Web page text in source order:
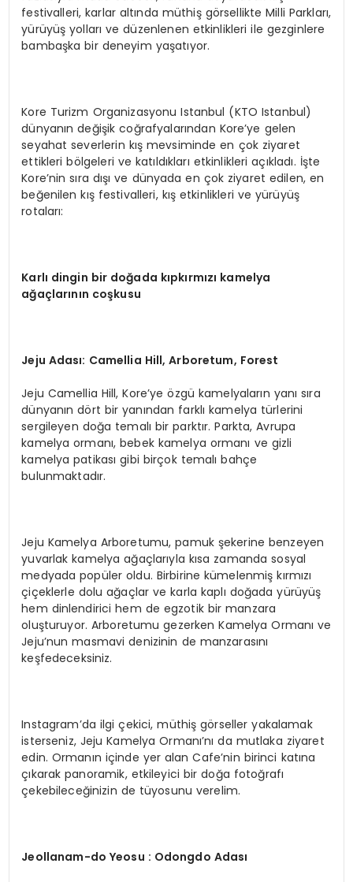
festivalleri, karlar altında müthiş görsellikte Milli Parkları,
yürüyüş yolları ve düzenlenen etkinlikleri ile gezginlere
bambaşka bir deneyim yaşatıyor.
Kore Turizm Organizasyonu Istanbul (KTO Istanbul)
dünyanın değişik coğrafyalarından Kore’ye gelen
seyahat severlerin kış mevsiminde en çok ziyaret
ettikleri bölgeleri ve katıldıkları etkinlikleri açıkladı. İşte
Kore’nin sıra dışı ve dünyada en çok ziyaret edilen, en
beğenilen kış festivalleri, kış etkinlikleri ve yürüyüş
rotaları:
Karlı dingin bir doğada kıpkırmızı kamelya
ağaçlarının coşkusu
Jeju Adası: Camellia Hill, Arboretum, Forest
Jeju Camellia Hill, Kore’ye özgü kamelyaların yanı sıra
dünyanın dört bir yanından farklı kamelya türlerini
sergileyen doğa temalı bir parktır. Parkta, Avrupa
kamelya ormanı, bebek kamelya ormanı ve gizli
kamelya patikası gibi birçok temalı bahçe
bulunmaktadır.
Jeju Kamelya Arboretumu, pamuk şekerine benzeyen
yuvarlak kamelya ağaçlarıyla kısa zamanda sosyal
medyada popüler oldu. Birbirine kümelenmiş kırmızı
çiçeklerle dolu ağaçlar ve karla kaplı doğada yürüyüş
hem dinlendirici hem de egzotik bir manzara
oluşturuyor. Arboretumu gezerken Kamelya Ormanı ve
Jeju’nun masmavi denizinin de manzarasını
keşfedeceksiniz.
Instagram’da ilgi çekici, müthiş görseller yakalamak
isterseniz, Jeju Kamelya Ormanı’nı da mutlaka ziyaret
edin. Ormanın içinde yer alan Cafe’nin birinci katına
çıkarak panoramik, etkileyici bir doğa fotoğrafı
çekebileceğinizin de tüyosunu verelim.
Jeollanam-do Yeosu : Odongdo Adası